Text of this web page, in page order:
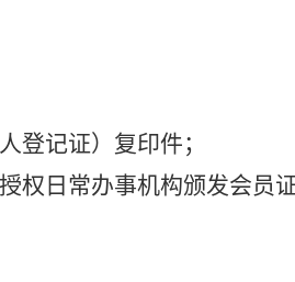
登记证）复印件；
权日常办事机构颁发会员证